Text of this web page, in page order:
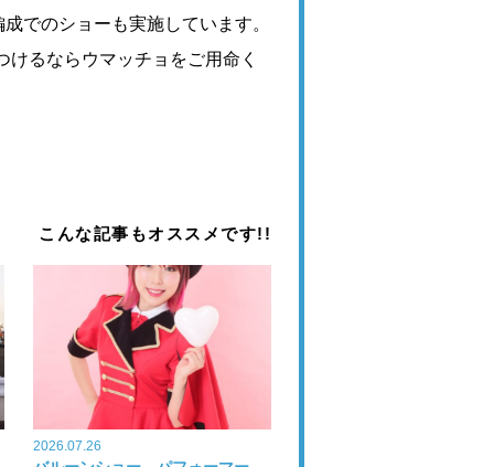
でのショーも実施しています。
るならウマッチョをご用命く
こんな記事もオススメです!!
2026.07.26